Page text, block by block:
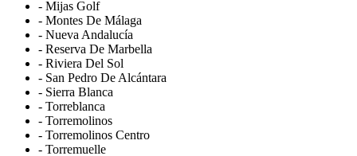
- Mijas Golf
- Montes De Málaga
- Nueva Andalucía
- Reserva De Marbella
- Riviera Del Sol
- San Pedro De Alcántara
- Sierra Blanca
- Torreblanca
- Torremolinos
- Torremolinos Centro
- Torremuelle